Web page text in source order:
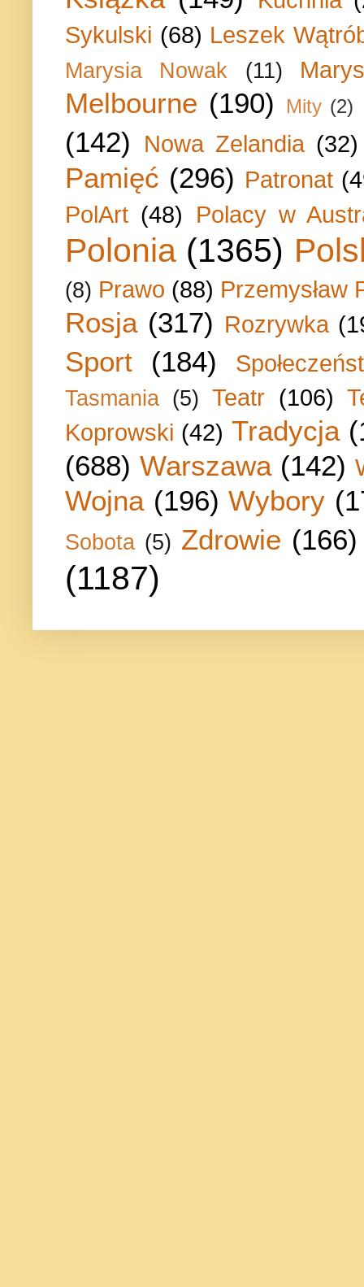
Sykulski (68) Leszek
Marysia Nowak (11)
Melbourne (190) Mity (2)
(142) Nowa Zelandia (32)
Pamięć (296) Patronat
PolArt (48) Polacy w
Polonia (1365)
(8) Prawo (88) Przemysław
Rosja (317) Rozrywka
Sport (184)
Tasmania (5) Teatr (106)
Koprowski (42) Tradycja
(688) Warszawa (142)
Wojna (196) Wybory
Sobota (5) Zdrowie (166)
(1187)